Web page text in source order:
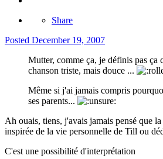
Share
Posted December 19, 2007
Mutter, comme ça, je définis pas ça
chanson triste, mais douce ...
Même si j'ai jamais compris
ses parents...
Ah ouais, tiens, j'avais jamais pensé que
inspirée de la vie personnelle de Till ou
C'est une possibilité d'interprétation